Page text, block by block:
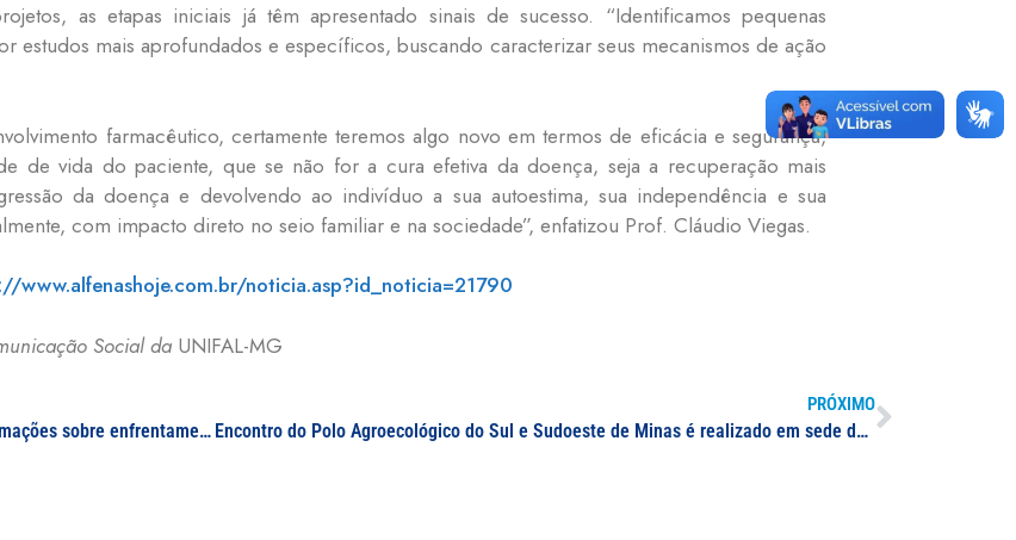
as etapas iniciais já têm apresentado sinais de sucesso. “Identificamos pequenas
estudos mais aprofundados e específicos, buscando caracterizar seus mecanismos de ação
farmacêutico, certamente teremos algo novo em termos de eficácia e segurança,
de vida do paciente, que se não for a cura efetiva da doença, seja a recuperação mais
da doença e devolvendo ao indivíduo a sua autoestima, sua independência e sua
com impacto direto no seio familiar e na sociedade”, enfatizou Prof. Cláudio Viegas.
www.alfenashoje.com.br/noticia.asp?id_noticia=21790
Social da UNIFAL-MG
Em reportagem, professora da UNIFAL-MG esclarece informações sobre enfrentamento da violência nas instituições de ensino
PRÓXIMO
Encontro do Polo Agroecológico do Sul e Sudoeste de Minas é realizado em sede da UNIFAL-MG; notícia repercute em canal de mídia regional